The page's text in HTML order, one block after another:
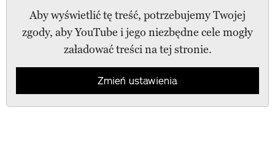
Aby wyświetlić tę treść, potrzebujemy Twojej
zgody, aby YouTube i jego niezbędne cele mogły
załadować treści na tej stronie.
Zmień ustawienia